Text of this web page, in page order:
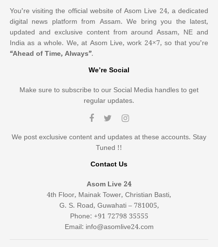
You’re visiting the official website of Asom Live 24, a dedicated
digital news platform from Assam. We bring you the latest,
updated and exclusive content from around Assam, NE and
India as a whole. We, at Asom Live, work 24×7, so that you’re
“Ahead of Time, Always”.
We’re Social
Make sure to subscribe to our Social Media handles to get
regular updates.
We post exclusive content and updates at these accounts. Stay
Tuned !!
Contact Us
Asom Live 24
4th Floor, Mainak Tower, Christian Basti,
G. S. Road, Guwahati – 781005,
Phone: +91 72798 35555
Email: info@asomlive24.com